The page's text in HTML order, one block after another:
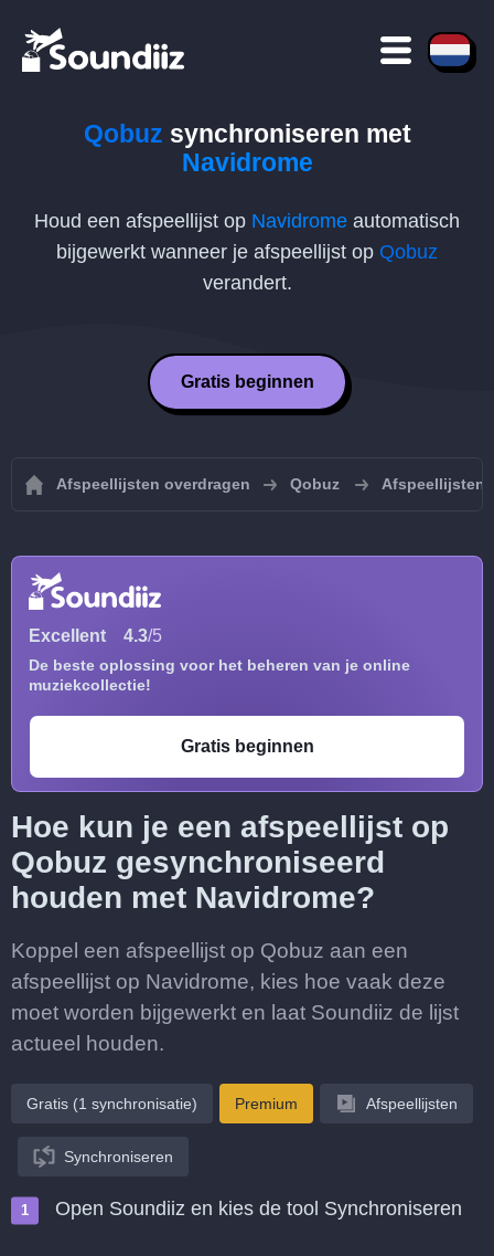
Qobuz synchroniseren met
Navidrome
Houd een afspeellijst op Navidrome automatisch
bijgewerkt wanneer je afspeellijst op Qobuz
verandert.
Gratis beginnen
Afspeellijsten overdragen Qobuz Afspeellijsten
Excellent 4.3/5
De beste oplossing voor het beheren van je online
muziekcollectie!
Gratis beginnen
Hoe kun je een afspeellijst op
Qobuz gesynchroniseerd
houden met Navidrome?
Koppel een afspeellijst op Qobuz aan een
afspeellijst op Navidrome, kies hoe vaak deze
moet worden bijgewerkt en laat Soundiiz de lijst
actueel houden.
Gratis (1 synchronisatie) Premium Afspeellijsten
Synchroniseren
Open Soundiiz en kies de tool Synchroniseren